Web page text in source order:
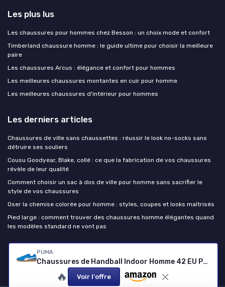
PUMA
Chaussures de Handball Indoor Homme 42 EU Puma
🔥 Voir l'offre
Les plus lus
Les chaussures pour hommes chez Besson : un choix mode et confort
Timberland chaussure homme : le guide ultime pour choisir la meilleure
paire
Les chaussures Arcus : élégance et confort pour hommes
Les meilleures chaussures montantes en cuir pour homme
Les meilleures chaussures d'intérieur pour hommes
Les derniers articles
Chaussures de ville sans chaussettes : réussir le look no-socks sans
détruire ses souliers
Cousu Goodyear, Blake, collé : ce que la fabrication de vos chaussures
révèle de leur qualité
Comment choisir un sac à dos de ville pour homme sans sacrifier le
style de vos chaussures
Oser la chemise colorée pour homme : styles, coupes et looks maîtrisés
Pied large : comment trouver des chaussures homme élégantes quand
les modèles standard ne vont pas
Chaussure homme